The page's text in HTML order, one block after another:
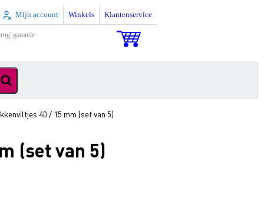
Mijn account Winkels Klantenservice
garantie
40 / 15 mm (set van 5)
(set van 5)